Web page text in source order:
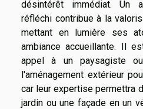
désintérêt immédiat. Un
réfléchi contribue à la
mettant en lumière ses
ambiance accueillante. Il
appel à un paysagiste
l'aménagement extérieur
car leur expertise permettra
jardin ou une façade en un